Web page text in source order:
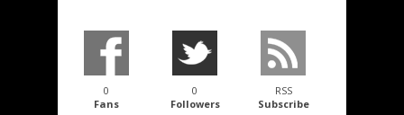
0
Fans
0
Followers
RSS
Subscribe